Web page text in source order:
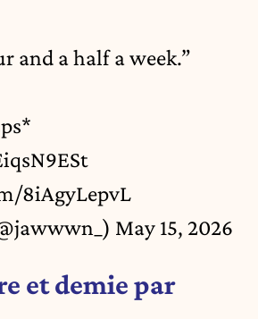
and a half a week.”
8iAgyLepvL
May 15, 2026
et demie par